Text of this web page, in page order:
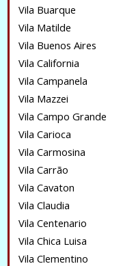
Vila Buarque
Vila Matilde
Vila Buenos Aires
Vila California
Vila Campanela
Vila Mazzei
Vila Campo Grande
Vila Carioca
Vila Carmosina
Vila Carrão
Vila Cavaton
Vila Claudia
Vila Centenario
Vila Chica Luisa
Vila Clementino